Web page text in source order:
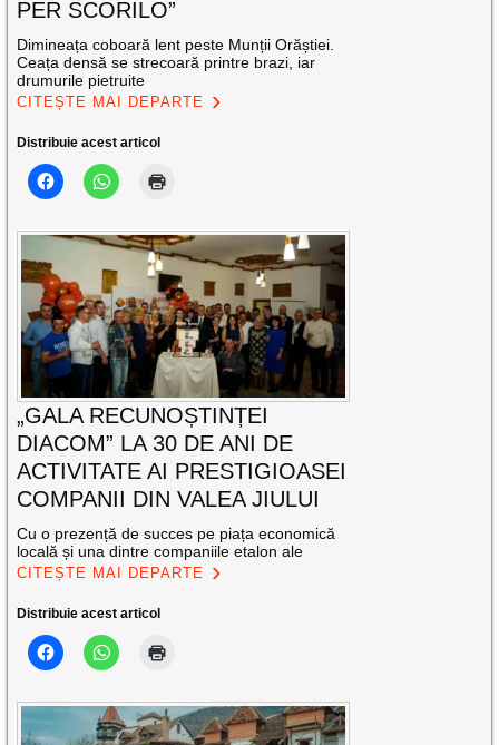
PER SCORILO”
Dimineața coboară lent peste Munții Orăștiei.
Ceața densă se strecoară printre brazi, iar
drumurile pietruite
CITEȘTE MAI DEPARTE
Distribuie acest articol
„GALA RECUNOȘTINȚEI
DIACOM” LA 30 DE ANI DE
ACTIVITATE AI PRESTIGIOASEI
COMPANII DIN VALEA JIULUI
Cu o prezență de succes pe piața economică
locală și una dintre companiile etalon ale
CITEȘTE MAI DEPARTE
Distribuie acest articol